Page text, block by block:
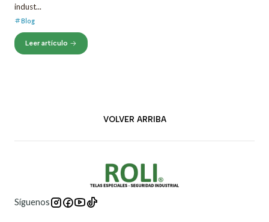
indust...
Blog
Leer artículo
VOLVER ARRIBA
Síguenos